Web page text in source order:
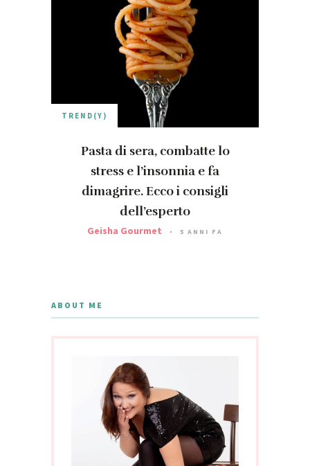
TREND(Y)
Pasta di sera, combatte lo
stress e l’insonnia e fa
dimagrire. Ecco i consigli
dell’esperto
Geisha Gourmet 5 ANNI FA
ABOUT ME